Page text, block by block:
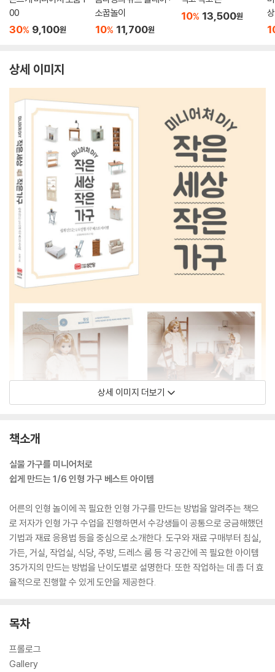
00
30% 9,100원
소꿉놀이
10% 11,700원
10% 13,500원
상세 이미지
상세 이미지 더보기
책소개
실물 가구를 미니어처로
쉽게 만드는 1/6 인형 가구 베스트 아이템
어른의 인형 놀이에 꼭 필요한 인형 가구를 만드는 방법을 알려주는 책으
로 저자가 인형 가구 수업을 진행하면서 수강생들이 공통으로 궁금해했던
기법과 재료 응용법 등을 중심으로 소개한다. 도구와 재료 구매부터 침실,
가든, 거실, 작업실, 식당, 주방, 드레스 룸 등 각 공간에 꼭 필요한 아이템
35가지의 만드는 방법을 난이도별로 설명한다. 또한 작업하는 데 좀 더 효
율적으로 진행할 수 있게 도안을 제공한다.
목차
프롤로그
Gallery